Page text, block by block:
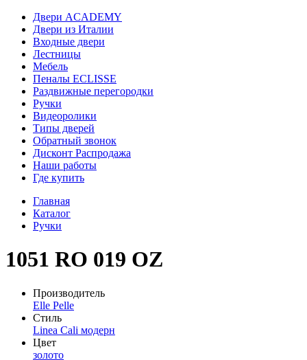
Двери ACADEMY
Двери из Италии
Входные двери
Лестницы
Мебель
Пеналы ECLISSE
Раздвижные перегородки
Ручки
Видеоролики
Типы дверей
Обратный звонок
Дисконт Распродажа
Наши работы
Где купить
Главная
Каталог
Ручки
1051 RO 019 OZ
Производитель
Elle Pelle
Стиль
Linea Cali модерн
Цвет
золото